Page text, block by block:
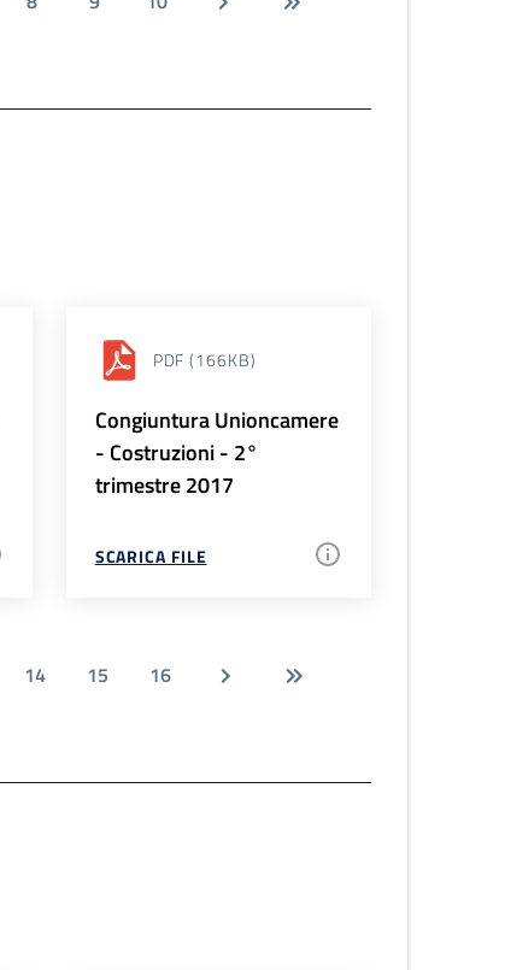
PDF (166KB)
Congiuntura Unioncamere
- Costruzioni - 2°
trimestre 2017
SCARICA FILE
14 15 16